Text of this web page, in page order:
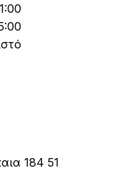
184 51